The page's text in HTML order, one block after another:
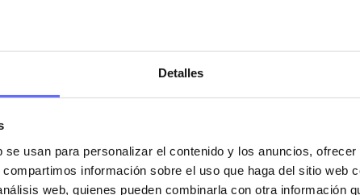
Detalles
usan para personalizar el contenido y los anuncios,
información sobre el uso que haga del sitio web
web, quienes pueden combinarla con otra información
de clientes